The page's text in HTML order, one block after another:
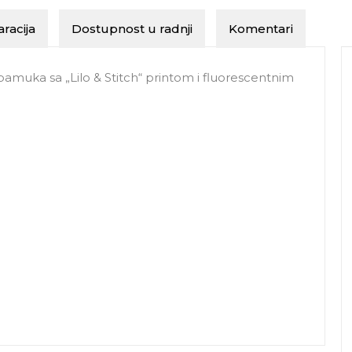
Dostupnost u radnji Komentari
sa „Lilo & Stitch“ printom i fluorescentnim